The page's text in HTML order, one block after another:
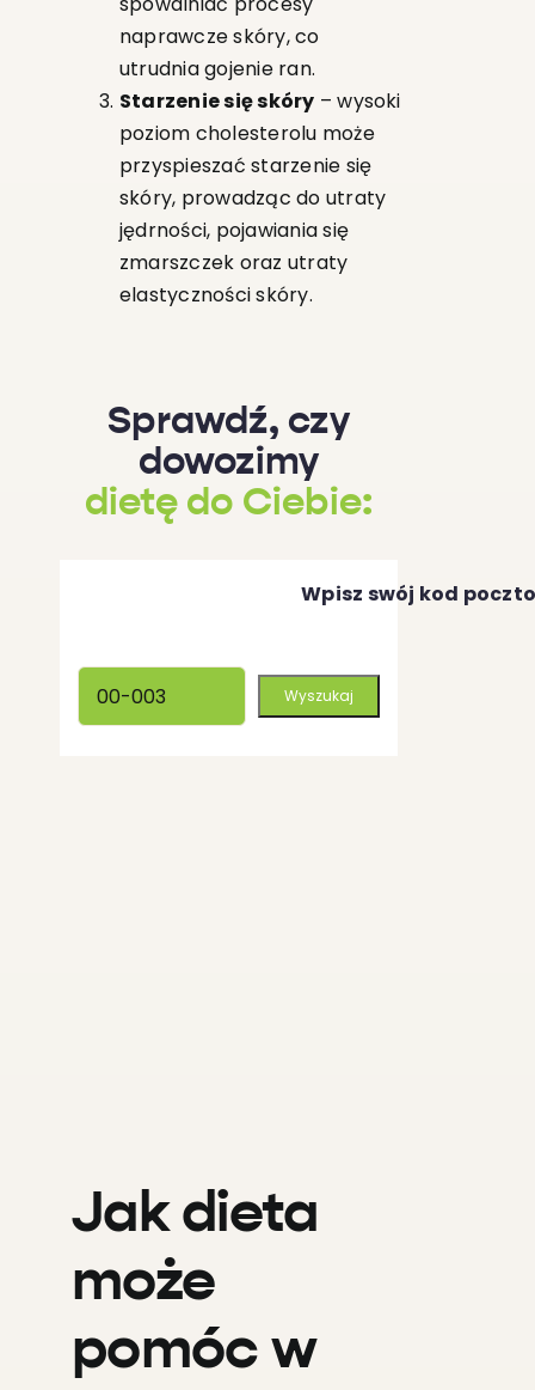
naprawcze skóry, co
utrudnia gojenie ran.
Starzenie się skóry – wysoki
poziom cholesterolu może
przyspieszać starzenie się
skóry, prowadząc do utraty
jędrności, pojawiania się
zmarszczek oraz utraty
elastyczności skóry.
Sprawdź, czy
dowozimy
dietę do Ciebie:
Wpisz swój kod
Jak dieta
może
pomóc w